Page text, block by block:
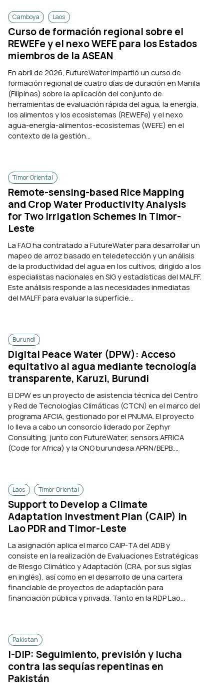
Camboya Laos
Curso de formación regional sobre el
REWEFe y el nexo WEFE para los Estados
miembros de la ASEAN
En abril de 2026, FutureWater impartió un curso de
formación regional de cuatro días de duración en Manila
(Filipinas) sobre la aplicación del conjunto de
herramientas de evaluación rápida del agua, la energía,
los alimentos y los ecosistemas (REWEFe) y el nexo
agua-energía-alimentos-ecosistemas (WEFE) en el
contexto de la gestión...
Timor Oriental
Remote-sensing-based Rice Mapping
and Crop Water Productivity Analysis
for Two Irrigation Schemes in Timor-
Leste
La FAO ha contratado a FutureWater para desarrollar un
mapeo de arroz basado en teledetección y un análisis
de la productividad del agua en los cultivos, dirigido a los
especialistas nacionales en SIG y estadísticas del MALFF.
Este análisis responde a las necesidades inmediatas
del MALFF para evaluar la superficie...
Burundi
Digital Peace Water (DPW): Acceso
equitativo al agua mediante tecnología
transparente, Karuzi, Burundi
El DPW es un proyecto de asistencia técnica del Centro
y Red de Tecnologías Climáticas (CTCN) en el marco del
programa AFCIA, gestionado por el PNUMA. El proyecto
lo lleva a cabo un consorcio liderado por Zephyr
Consulting, junto con FutureWater, sensors.AFRICA
(Code for Africa) y la ONG burundesa APRN/BEPB....
Laos Timor Oriental
Support to Develop a Climate
Adaptation Investment Plan (CAIP) in
Lao PDR and Timor-Leste
La asignación aplica el marco CAIP-TA del ADB y
consiste en la realización de Evaluaciones Estratégicas
de Riesgo Climático y Adaptación (CRA, por sus siglas
en inglés), así como en el desarrollo de una cartera
financiable de proyectos de adaptación para
financiación pública y privada. Tanto en la RDP Lao...
Pakistan
I-DIP: Seguimiento, previsión y lucha
contra las sequías repentinas en
Pakistán